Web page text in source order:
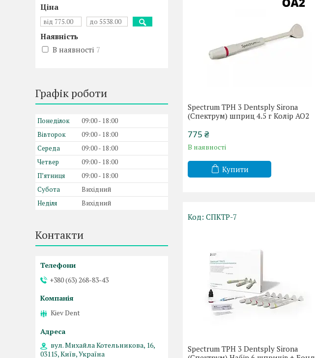
Spectrum TPH 3 Dentsply Sirona
(Спектрум) шприц 4.5 г Колір АО2
775 ₴
В наявності
Купити
СПКТР-7
Spectrum TPH 3 Dentsply Sirona
Ціна
Наявність
В наявності 7
Графік роботи
Понеділок 09:00
18:00
Вівторок
09:00
18:00
Середа
09:00
18:00
Четвер
09:00
18:00
Пʼятниця
09:00
18:00
Субота
Вихідний
Неділя
Вихідний
Контакти
+380 (63) 268-83-43
Kiev Dent
вул. Михайла Котельникова, 16,
03115, Київ, Україна